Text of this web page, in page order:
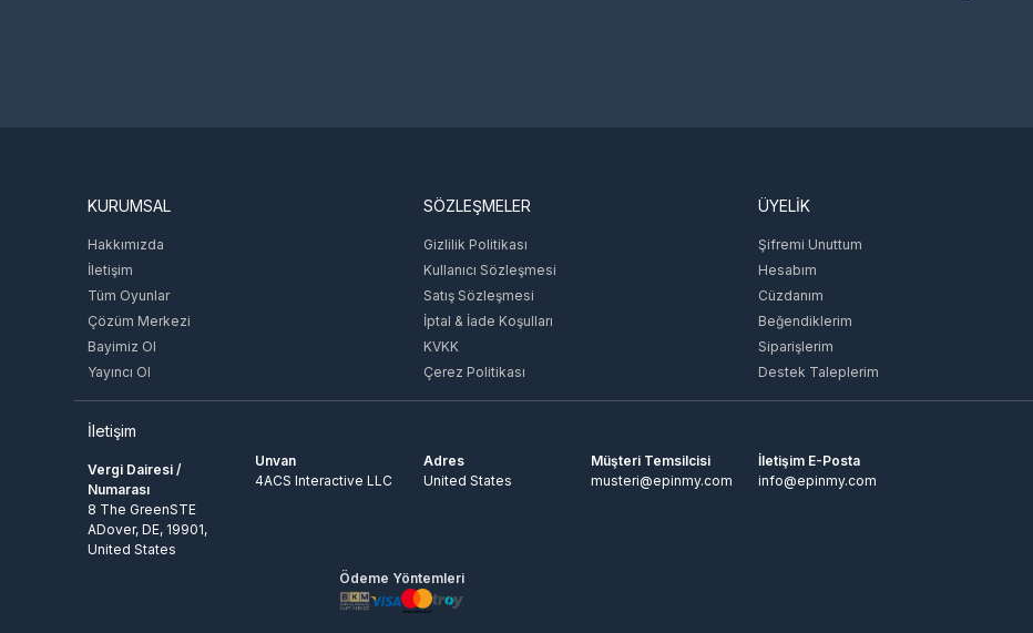
KURUMSAL
Hakkımızda
İletişim
Tüm Oyunlar
Çözüm Merkezi
Bayimiz Ol
Yayıncı Ol
SÖZLEŞMELER
Gizlilik Politikası
Kullanıcı Sözleşmesi
Satış Sözleşmesi
İptal & İade Koşulları
KVKK
Çerez Politikası
ÜYELİK
Şifremi Unuttum
Hesabım
Cüzdanım
Beğendiklerim
Siparişlerim
Destek Taleplerim
İletişim
Vergi Dairesi /
Numarası
8 The GreenSTE
ADover, DE, 19901,
United States
Unvan
4ACS Interactive LLC
Adres
United States
Müşteri Temsilcisi
musteri@epinmy.com
İletişim E-Posta
info@epinmy.com
Ödeme Yöntemleri